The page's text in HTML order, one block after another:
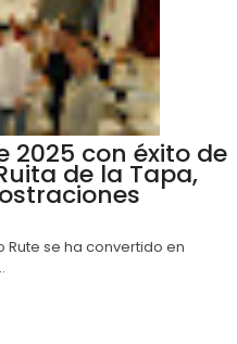
2025 con éxito de
de la Tapa,
Rute se ha convertido en